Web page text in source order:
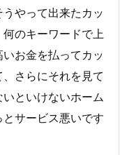
やって出来たカッ
のキーワードで上
お金を払ってカッ
さらにそれを見て
といけないホーム
サービス悪いです